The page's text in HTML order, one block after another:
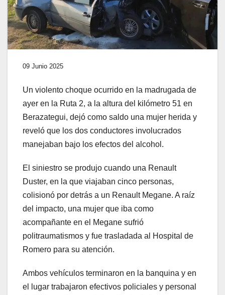
09 Junio 2025
Un violento choque ocurrido en la madrugada de
ayer en la Ruta 2, a la altura del kilómetro 51 en
Berazategui, dejó como saldo una mujer herida y
reveló que los dos conductores involucrados
manejaban bajo los efectos del alcohol.
El siniestro se produjo cuando una Renault
Duster, en la que viajaban cinco personas,
colisionó por detrás a un Renault Megane. A raíz
del impacto, una mujer que iba como
acompañante en el Megane sufrió
politraumatismos y fue trasladada al Hospital de
Romero para su atención.
Ambos vehículos terminaron en la banquina y en
el lugar trabajaron efectivos policiales y personal